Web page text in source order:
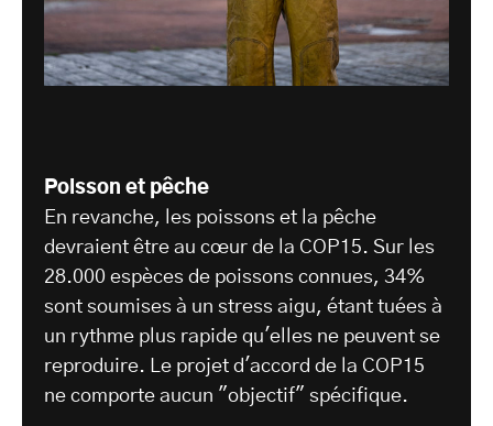
Poisson et pêche
En revanche, les poissons et la pêche
devraient être au cœur de la COP15. Sur les
28.000 espèces de poissons connues, 34%
sont soumises à un stress aigu, étant tuées à
un rythme plus rapide qu'elles ne peuvent se
reproduire. Le projet d'accord de la COP15
ne comporte aucun "objectif" spécifique.